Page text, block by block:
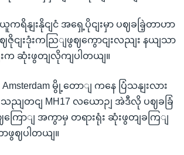
ရိနျးနိုငျငံ အရှေ့ပိုငျးမှာ ပဈခခြဲ့တာဟာ
ဈဇိုငျးဒုံးကညြျဖွဈကွောငျးလညျး နယျသာ
းက ဆုံးဖွတျလိုကျပါတယျ။
မွို့တောျ ကနေ ပြံသနျးလား
သညျတငျ MH17 လယောဉျ အဲဒီလို ပဈခခြံ
ဈကြောျ အကွာမှ တရားရုံး ဆုံးဖွတျခကြျ
ာဖွဈပါတယျ။